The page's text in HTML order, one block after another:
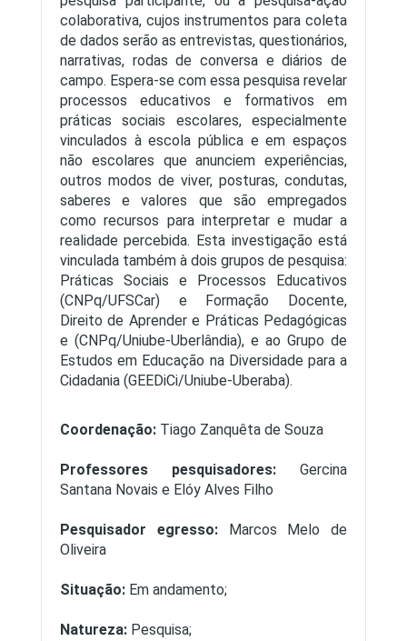
colaborativa, cujos instrumentos para coleta
de dados serão as entrevistas, questionários,
narrativas, rodas de conversa e diários de
campo. Espera-se com essa pesquisa revelar
processos educativos e formativos em
práticas sociais escolares, especialmente
vinculados à escola pública e em espaços
não escolares que anunciem experiências,
outros modos de viver, posturas, condutas,
saberes e valores que são empregados
como recursos para interpretar e mudar a
realidade percebida. Esta investigação está
vinculada também à dois grupos de pesquisa:
Práticas Sociais e Processos Educativos
(CNPq/UFSCar) e Formação Docente,
Direito de Aprender e Práticas Pedagógicas
e (CNPq/Uniube-Uberlândia), e ao Grupo de
Estudos em Educação na Diversidade para a
Cidadania (GEEDiCi/Uniube-Uberaba).
Coordenação:Tiago Zanquêta de Souza
Professores pesquisadores: Gercina
Santana Novais e Elóy Alves Filho
Pesquisador egresso:Marcos Melo de
Oliveira
Situação:Em andamento;
Natureza:Pesquisa;